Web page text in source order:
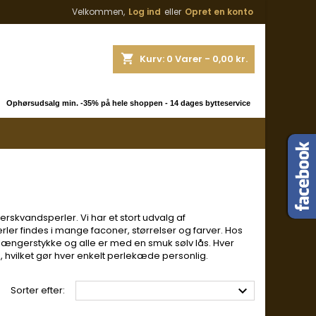
Velkommen, Log ind eller Opret en konto
shopping_cart Kurv: 0 Varer - 0,00 kr.
min. -35% på hele shoppen - 14 dages bytteservice
Vi har et stort udvalg af
findes i mange faconer, størrelser og farver. Hos
og alle er med en smuk sølv lås. Hver
hvilket gør hver enkelt perlekæde personlig.
Sorter efter: 